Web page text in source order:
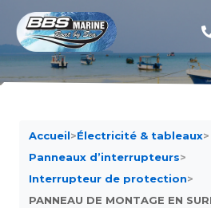
Accueil>Électricité & tableaux>
Panneaux d’interrupteurs>
Interrupteur de protection>
PANNEAU DE MONTAGE EN